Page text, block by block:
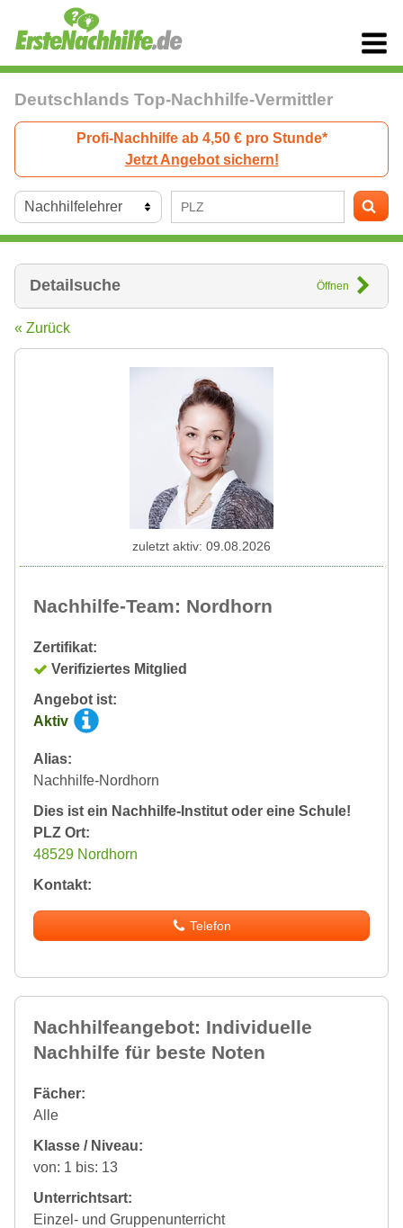
Deutschlands Top-Nachhilfe-Vermittler
Profi-Nachhilfe ab 4,50 € pro Stunde*
Jetzt Angebot sichern!
Detailsuche Öffnen
« Zurück
Nachhilfe-Team: Nordhorn
Zertifikat:
Verifiziertes Mitglied
Angebot ist:
Aktiv
Alias:
Nachhilfe-Nordhorn
Dies ist ein Nachhilfe-Institut oder eine Schule!
PLZ Ort:
48529 Nordhorn
Kontakt:
Telefon
zuletzt aktiv: 09.08.2026
Nachhilfeangebot: Individuelle
Nachhilfe für beste Noten
Fächer:
Alle
Klasse / Niveau:
von: 1 bis: 13
Unterrichtsart:
Einzel- und Gruppenunterricht